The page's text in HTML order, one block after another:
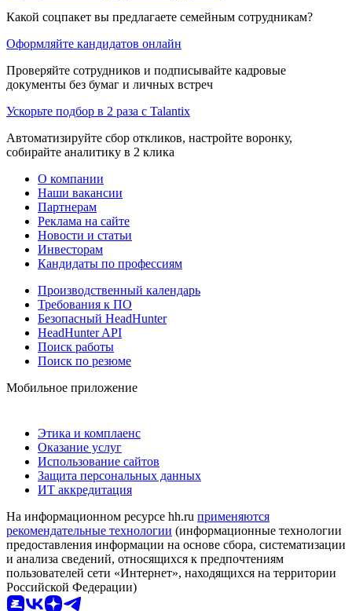
Какой соцпакет вы предлагаете семейным сотрудникам?
Оформляйте кандидатов онлайн
Проверяйте сотрудников и подписывайте кадровые
документы без бумаг и личных встреч
Ускорьте подбор в 2 раза с Talantix
Автоматизируйте сбор откликов, настройте воронку,
собирайте аналитику в 2 клика
О компании
Наши вакансии
Партнерам
Реклама на сайте
Новости и статьи
Инвесторам
Кандидаты по профессиям
Производственный календарь
Требования к ПО
Безопасный HeadHunter
HeadHunter API
Поиск работы
Поиск по резюме
Мобильное приложение
Этика и комплаенс
Оказание услуг
Использование сайтов
Защита персональных данных
ИТ аккредитация
На информационном ресурсе hh.ru применяются
рекомендательные технологии (информационные технологии
предоставления информации на основе сбора, систематизации
и анализа сведений, относящихся к предпочтениям
пользователей сети «Интернет», находящихся на территории
Российской Федерации)